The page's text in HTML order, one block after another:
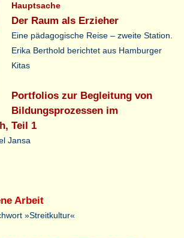
Hauptsache
Der Raum als Erzieher
Eine pädagogische Reise – zweite Station.
Erika Berthold berichtet aus Hamburger
Kitas
Portfolios zur Begleitung von
Bildungsprozessen im
Teil 1
Jansa
Arbeit
»Streitkultur«